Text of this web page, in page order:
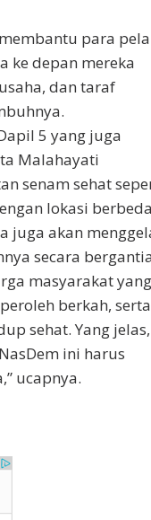
para
ke depan mereka
dan taraf
5 yang juga
Malahayati
senam sehat
lokasi
juga akan
secara
masyarakat yang
berkah, serta
sehat. Yang jelas,
ini harus
ucapnya.